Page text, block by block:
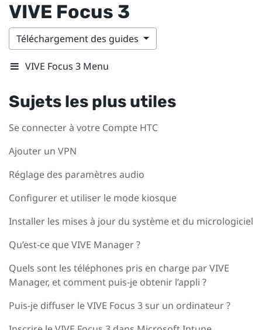
VIVE Focus 3
Téléchargement des guides
VIVE Focus 3 Menu
Sujets les plus utiles
Se connecter à votre Compte HTC
Ajouter un VPN
Réglage des paramètres audio
Configurer et utiliser le mode kiosque
Installer les mises à jour du système et du micrologiciel
Qu’est-ce que VIVE Manager ?
Quels sont les téléphones pris en charge par VIVE
Manager, et comment puis-je obtenir l’appli ?
Puis-je diffuser le VIVE Focus 3 sur un ordinateur ?